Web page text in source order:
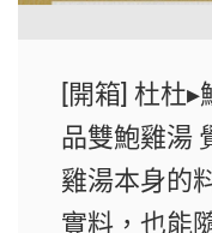
[開箱] 杜杜
品雙鮑雞湯
雞湯本身的
實料，也能